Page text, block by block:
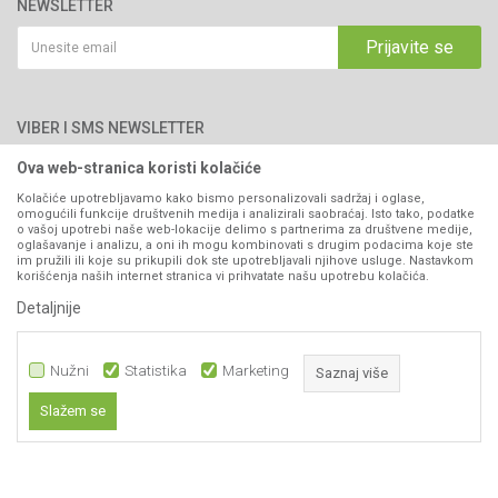
58,50
066/44-99-00
Saradnja
Kontakt
Politika privatnosti
Kako kupiti
Isporuka
Pravo na odustajanje
Reklamacije
Povraćaj sredstava
Zamjena artikala
Plaćanje karticama
NEWSLETTER
Prijavite se
VIBER I SMS NEWSLETTER
PRATITE NAS
Ova web-stranica koristi kolačiće
Kolačiće upotrebljavamo kako bismo personalizovali sadržaj i oglase,
omogućili funkcije društvenih medija i analizirali saobraćaj. Isto tako, podatke
o vašoj upotrebi naše web-lokacije delimo s partnerima za društvene medije,
oglašavanje i analizu, a oni ih mogu kombinovati s drugim podacima koje ste
im pružili ili koje su prikupili dok ste upotrebljavali njihove usluge. Nastavkom
korišćenja naših internet stranica vi prihvatate našu upotrebu kolačića.
Detaljnije
Nužni Statistika Marketing Saznaj više
Slažem se